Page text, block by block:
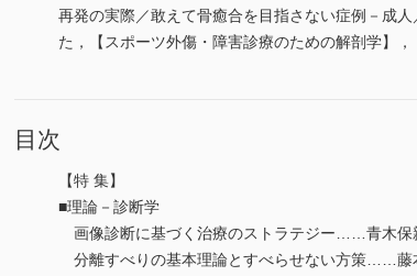
再発の実際／敢えて骨癒合を目指さない症例－成
た，【スポーツ外傷・障害診療のための解剖学】，
目次
【特 集】
■理論－診断学
画像診断に基づく治療のストラテジー……青木
分離すべりの基本理論とすべらせない方策……